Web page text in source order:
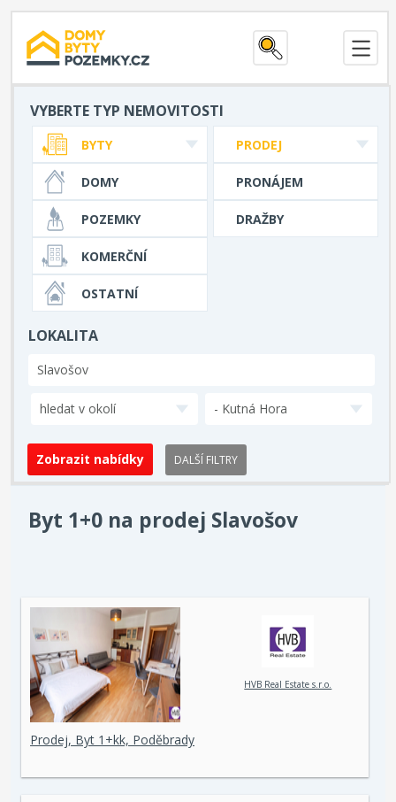
VYBERTE TYP NEMOVITOSTI
PRODEJ
PRONÁJEM
DRAŽBY
BYTY
DOMY
POZEMKY
KOMERČNÍ
OSTATNÍ
LOKALITA
hledat v okolí - Kutná Hora
DALŠÍ FILTRY
Byt 1+0 na prodej Slavošov
HVB Real Estate s.r.o.
Prodej, Byt 1+kk, Poděbrady